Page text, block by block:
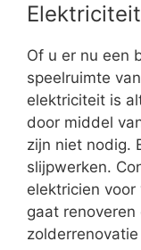
Of u er nu een
speelruimte
elektriciteit is
door middel
zijn niet nodig.
slijpwerken.
elektricien
gaat